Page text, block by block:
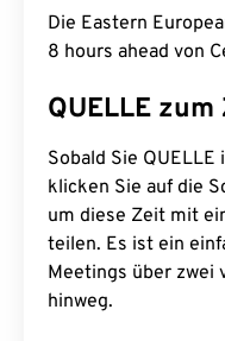
Die Eastern
8 hours ahead von
QUELLE
Sobald Sie
klicken Sie auf die
um diese Zeit mit
teilen. Es ist ein
Meetings über zwei
hinweg.